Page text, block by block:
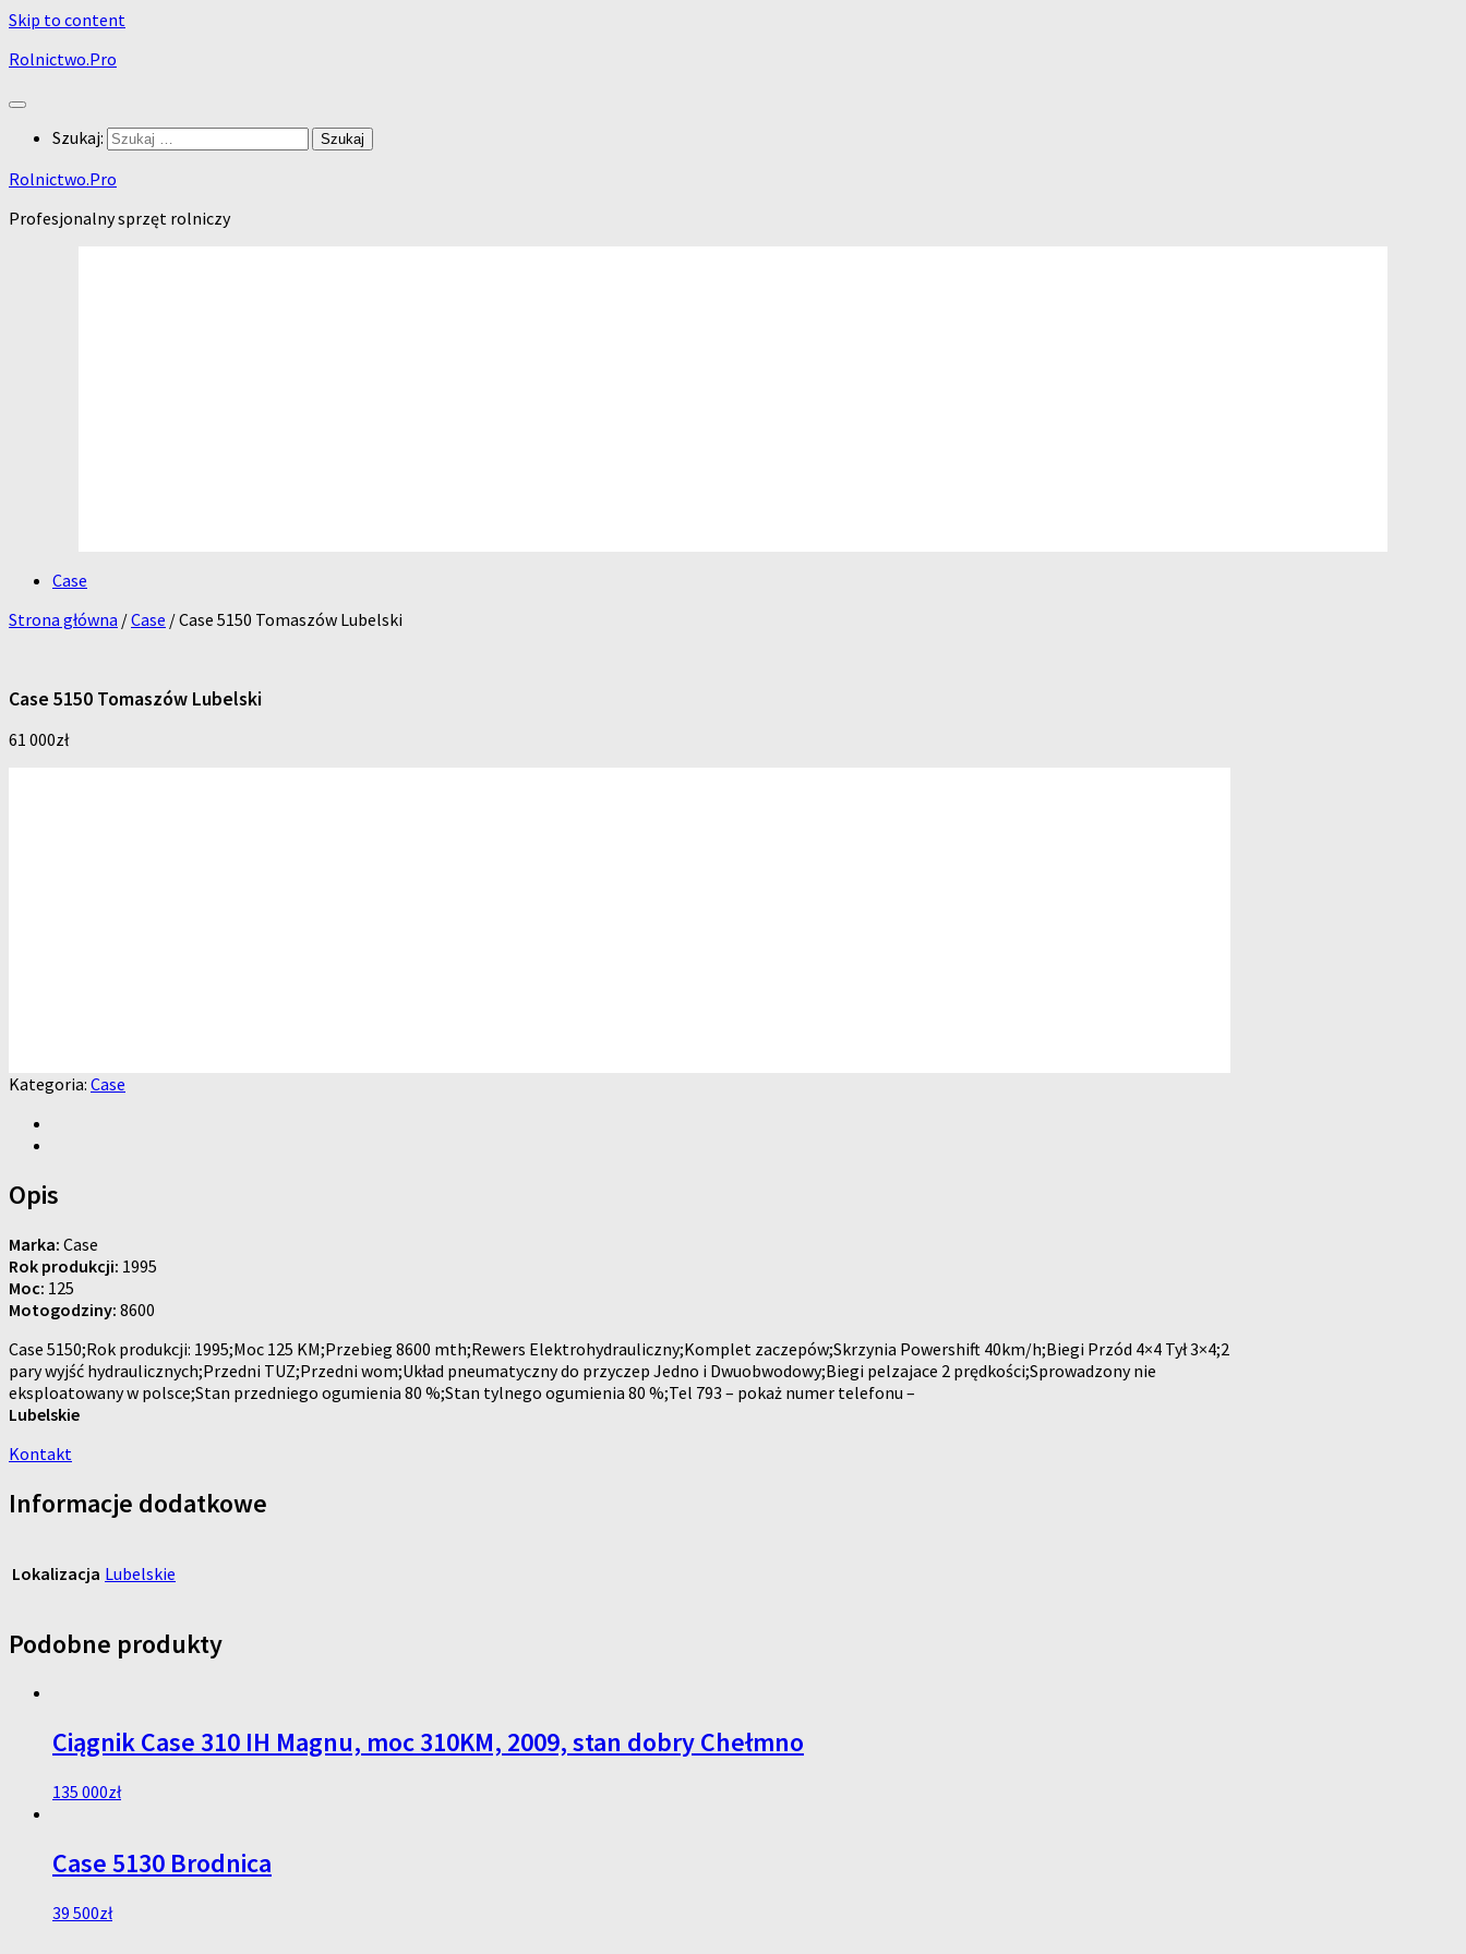
Skip to content
Rolnictwo.Pro
Szukaj:
Rolnictwo.Pro
Profesjonalny sprzęt rolniczy
Case
Strona główna /Case / Case 5150 Tomaszów Lubelski
Case 5150 Tomaszów Lubelski
61 000zł
Kategoria: Case
Opis
Marka: Case
Rok produkcji: 1995
Moc: 125
Motogodziny: 8600
Case 5150;Rok produkcji: 1995;Moc 125 KM;Przebieg 8600 mth;Rewers Elektrohydrauliczny;Komplet zaczepów;Skrzynia Powershift 40km/h;Biegi Przód 4×4 Tył 3×4;2
pary wyjść hydraulicznych;Przedni TUZ;Przedni wom;Układ pneumatyczny do przyczep Jedno i Dwuobwodowy;Biegi pelzajace 2 prędkości;Sprowadzony nie
eksploatowany w polsce;Stan przedniego ogumienia 80 %;Stan tylnego ogumienia 80 %;Tel 793 – pokaż numer telefonu –
Lubelskie
Kontakt
Informacje dodatkowe
Lokalizacja Lubelskie
Podobne produkty
Ciągnik Case 310 IH Magnu, moc 310KM, 2009, stan dobry Chełmno
135 000zł
Case 5130 Brodnica
39 500zł